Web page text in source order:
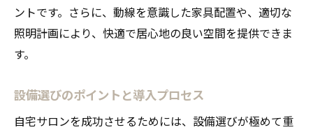
ントです。さらに、動線を意識した家具配置や、適切な
照明計画により、快適で居心地の良い空間を提供できま
す。
設備選びのポイントと導入プロセス
自宅サロンを成功させるためには、設備選びが極めて重